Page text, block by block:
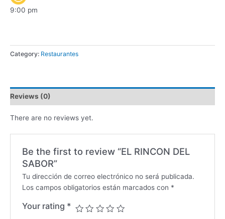
9:00 pm
Category: Restaurantes
Reviews (0)
There are no reviews yet.
Be the first to review “EL RINCON DEL
SABOR”
Tu dirección de correo electrónico no será publicada.
Los campos obligatorios están marcados con *
Your rating *